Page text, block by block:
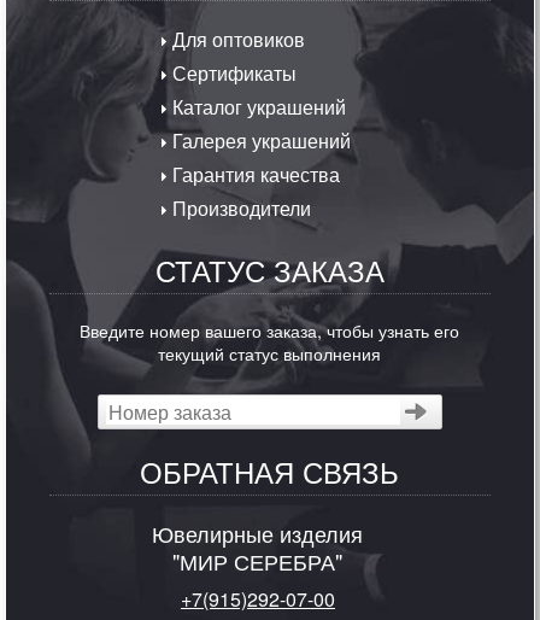
Для оптовиков
Сертификаты
Каталог украшений
Галерея украшений
Гарантия качества
Производители
СТАТУС ЗАКАЗА
Введите номер вашего заказа, чтобы узнать его
текущий статус выполнения
ОБРАТНАЯ СВЯЗЬ
Ювелирные изделия
"МИР СЕРЕБРА"
+7(915)292-07-00